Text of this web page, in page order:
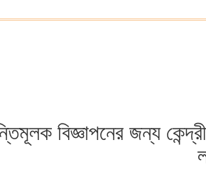
বিজ্ঞাপনের জন্য